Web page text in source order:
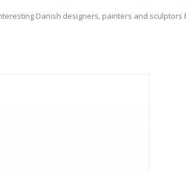
Danish designers, painters and